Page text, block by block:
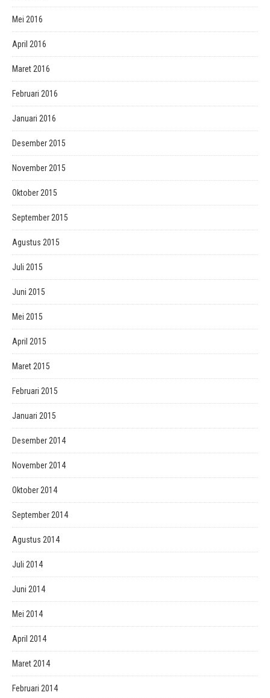
Mei 2016
April 2016
Maret 2016
Februari 2016
Januari 2016
Desember 2015
November 2015
Oktober 2015
September 2015
Agustus 2015
Juli 2015
Juni 2015
Mei 2015
April 2015
Maret 2015
Februari 2015
Januari 2015
Desember 2014
November 2014
Oktober 2014
September 2014
Agustus 2014
Juli 2014
Juni 2014
Mei 2014
April 2014
Maret 2014
Februari 2014